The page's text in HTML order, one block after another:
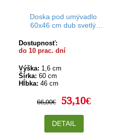
Doska pod umývadlo
60x46 cm dub svetlý
Dostupnosť:
do 10 prac. dní
Výška: 1,6 cm
Šírka: 60 cm
Hĺbka: 46 cm
66,00€ 53,10€
DETAIL